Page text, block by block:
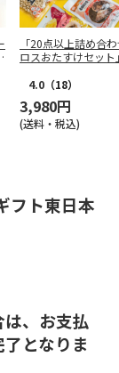
「20点以上詰め合
ロスおたすけセット
4.0 （18）
3,980円
(送料・税込)
フト東日本
、お支払
となりま